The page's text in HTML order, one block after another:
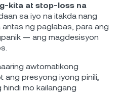
kita at stop-loss na
sa iyo na itakda nang
ng paglabas, para ang
— ang magdesisyon
awtomatikong
ang presyong iyong pinili,
mo kailangang